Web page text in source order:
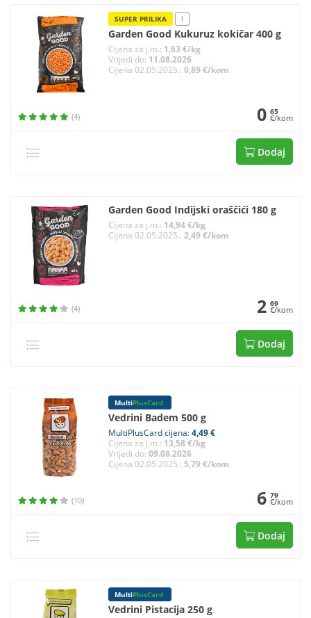
SUPER PRILIKA !
Garden Good Kukuruz kokičar 400 g
Cijena za j.m.: 1,63 €/kg
Vrijedi do: 11.08.2026
Cijena 02.05.2025.: 0,89 €/kom
(4) 0 65
€/kom
Dodaj
Garden Good Indijski oraščići 180 g
Cijena za j.m.: 14,94 €/kg
Cijena 02.05.2025.: 2,49 €/kom
(4) 2 69
€/kom
Dodaj
MultiPlusCard
Vedrini Badem 500 g
MultiPlusCard cijena:4,49 €
Cijena za j.m.: 13,58 €/kg
Vrijedi do: 09.08.2026
Cijena 02.05.2025.: 5,79 €/kom
(10) 6 79
€/kom
Dodaj
MultiPlusCard
Vedrini Pistacija 250 g